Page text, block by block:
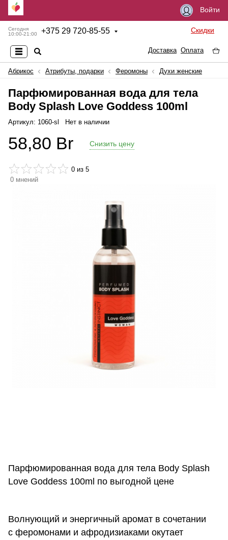
Войти
Сегодня
10:00-21:00
+375 29 720-85-55 Скидки
Доставка Оплата
Абрикос Атрибуты, подарки Феромоны Духи женские
Парфюмированная вода для тела
Body Splash Love Goddess 100ml
Артикул: 1060-sl Нет в наличии
58,80 Br Снизить цену
0 из 5
0 мнений
Парфюмированная вода для тела Body Splash
Love Goddess 100ml по выгодной цене
Волнующий и энергичный аромат в сочетании
с феромонами и афродизиаками окутает